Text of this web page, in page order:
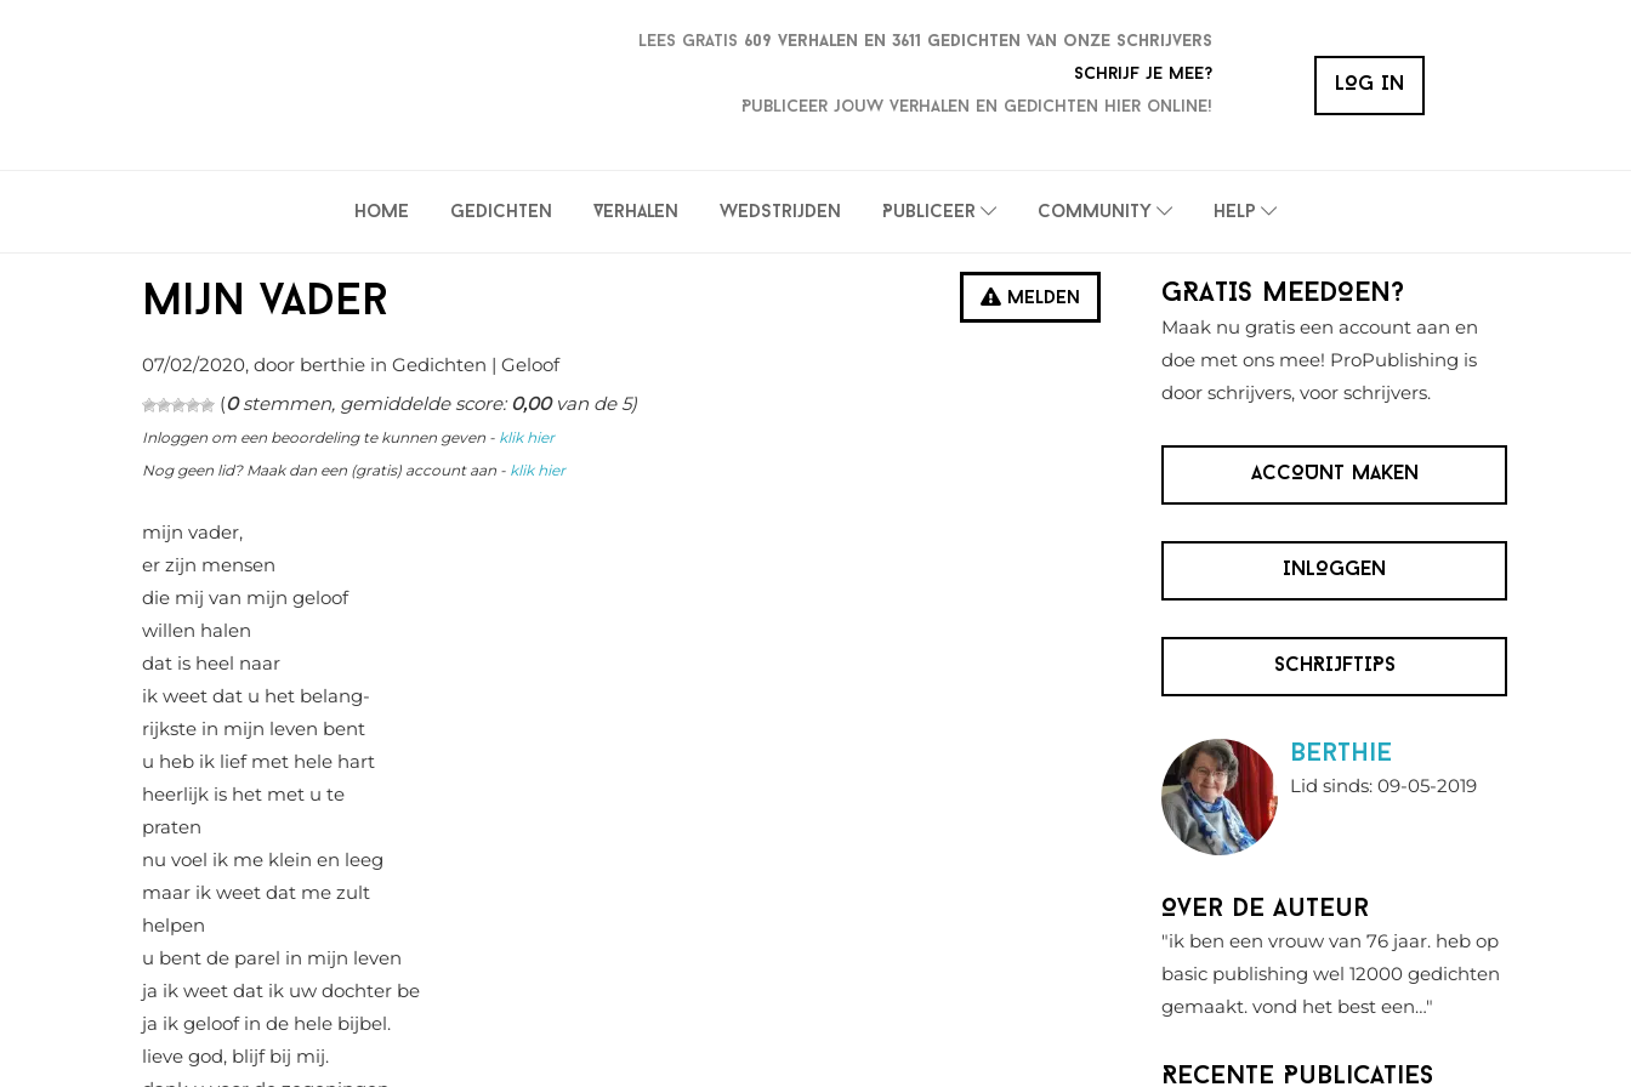
Lees gratis 609 verhalen en 3611 gedichten van onze schrijvers
Schrijf je mee?
Publiceer jouw verhalen en gedichten hier online!
LOG IN
Home Gedichten Verhalen Wedstrijden Publiceer Community Help
Melden
mijn vader
07/02/2020, door berthie in Gedichten | Geloof
(0stemmen, gemiddelde score:0,00van de 5)
Inloggen om een beoordeling te kunnen geven - klik hier
Nog geen lid? Maak dan een (gratis) account aan - klik hier
mijn vader,
er zijn mensen
die mij van mijn geloof
willen halen
dat is heel naar
ik weet dat u het belang-
rijkste in mijn leven bent
u heb ik lief met hele hart
heerlijk is het met u te
praten
nu voel ik me klein en leeg
maar ik weet dat me zult
helpen
u bent de parel in mijn leven
ja ik weet dat ik uw dochter be
ja ik geloof in de hele bijbel.
lieve god, blijf bij mij.
Primaire
Sidebar
GRATIS MEEDOEN?
Maak nu gratis een account aan en
doe met ons mee! ProPublishing is
door schrijvers, voor schrijvers.
ACCOUNT MAKEN
INLOGGEN
SCHRIJFTIPS
berthie
Lid sinds: 09-05-2019
Over de auteur
"ik ben een vrouw van 76 jaar. heb op
basic publishing wel 12000 gedichten
gemaakt. vond het best een…"
Recente Publicaties